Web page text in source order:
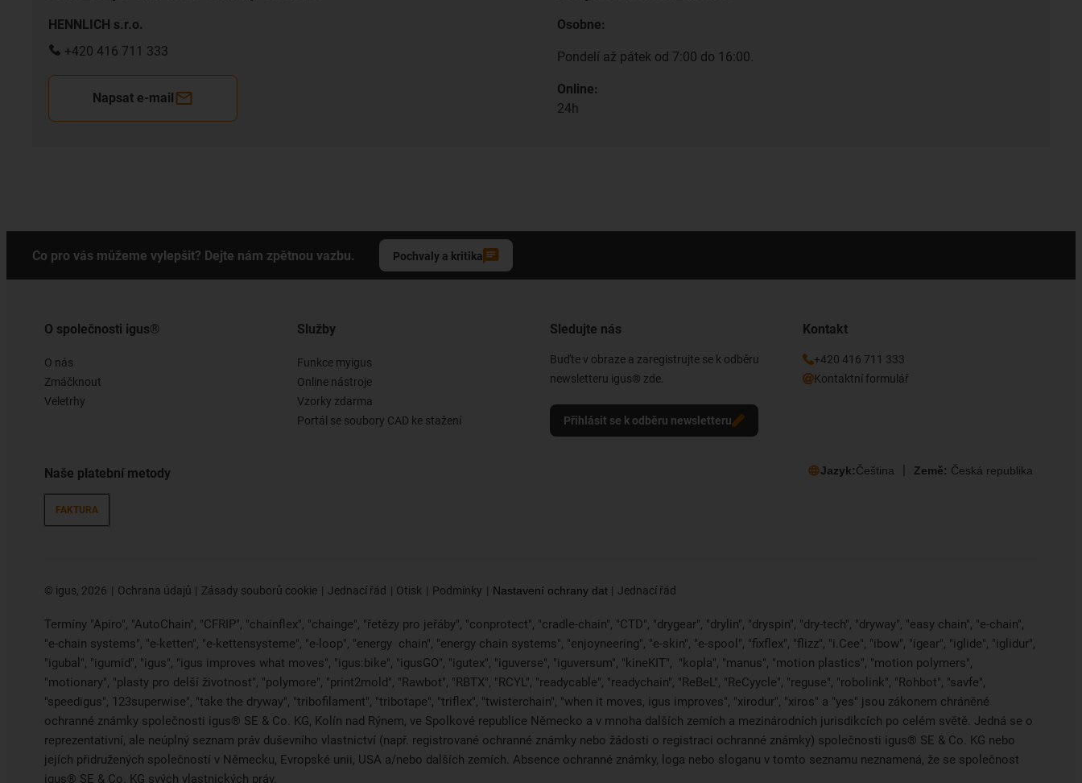
HENNLICH s.r.o.
+420 416 711 333
Napsat e-mail
Osobne:
Pondelí až pátek od 7:00 do 16:00.
Online:
24h
Co pro vás můžeme vylepšit? Dejte nám zpětnou vazbu. Pochvaly a kritika
O společnosti igus®
O nás
Zmáčknout
Veletrhy
Naše platební metody
FAKTURA
Služby
Funkce myigus
Online nástroje
Vzorky zdarma
Portál se soubory CAD ke stažení
Sledujte nás
Buďte v obraze a zaregistrujte se k odběru
newsletteru igus® zde.
Přihlásit se k odběru newsletteru
Kontakt
+420 416 711 333
Kontaktní formulář
Jazyk:Čeština Země: Česká republika
© igus, 2026 Ochrana údajů Zásady souborů cookie Jednací řád Otisk Podmínky Nastavení ochrany dat Jednací řád
Termíny "Apiro", "AutoChain", "CFRIP", "chainflex", "chainge", "řetězy pro jeřáby", "conprotect", "cradle-chain", "CTD", "drygear", "drylin", "dryspin", "dry-tech", "dryway", "easy chain", "e-chain",
"e-chain systems", "e-ketten", "e-kettensysteme", "e-loop", "energy chain", "energy chain systems", "enjoyneering", "e-skin", "e-spool", "fixflex", "flizz", "i.Cee", "ibow", "igear", "iglide", "iglidur",
"igubal", "igumid", "igus", "igus improves what moves", "igus:bike", "igusGO", "igutex", "iguverse", "iguversum", "kineKIT", "kopla", "manus", "motion plastics", "motion polymers",
"motionary", "plasty pro delší životnost", "polymore", "print2mold", "Rawbot", "RBTX", "RCYL", "readycable", "readychain", "ReBeL", "ReCyycle", "reguse", "robolink", "Rohbot", "savfe",
"speedigus", 123superwise", "take the dryway", "tribofilament", "tribotape", "triflex", "twisterchain", "when it moves, igus improves", "xirodur", "xiros" a "yes" jsou zákonem chráněné
ochranné známky společnosti igus® SE & Co. KG, Kolín nad Rýnem, ve Spolkové republice Německo a v mnoha dalších zemích a mezinárodních jurisdikcích po celém světě. Jedná se o
reprezentativní, ale neúplný seznam práv duševního vlastnictví (např. registrované ochranné známky nebo žádosti o registraci ochranné známky) společnosti igus® SE & Co. KG nebo
jejích přidružených společností v Německu, Evropské unii, USA a/nebo dalších zemích. Absence ochranné známky, loga nebo sloganu v tomto seznamu neznamená, že se společnost
igus® SE & Co. KG svých vlastnických práv.